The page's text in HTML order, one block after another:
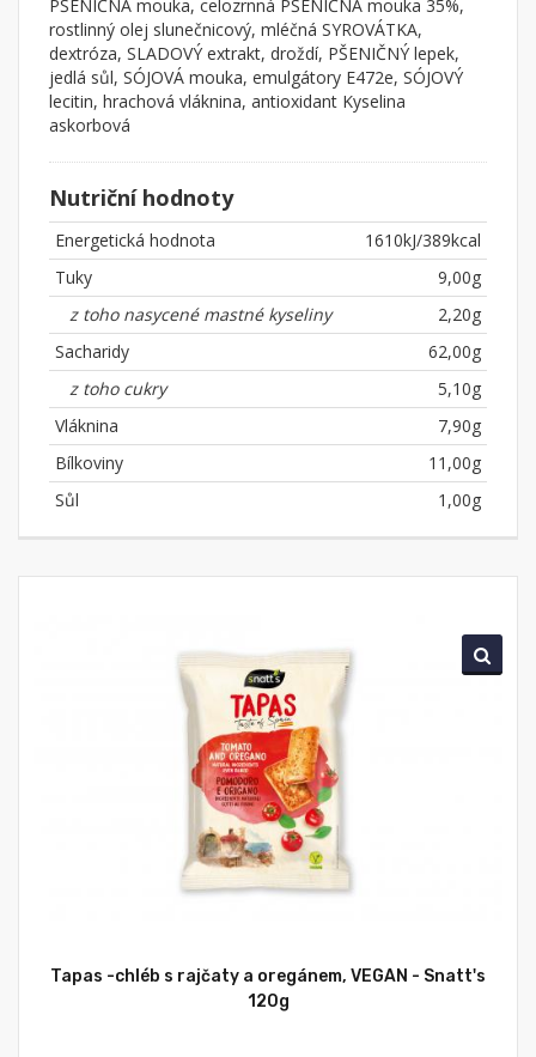
PŠENIČNÁ mouka, celozrnná PŠENIČNÁ mouka 35%,
rostlinný olej slunečnicový, mléčná SYROVÁTKA,
dextróza, SLADOVÝ extrakt, droždí, PŠENIČNÝ lepek,
jedlá sůl, SÓJOVÁ mouka, emulgátory E472e, SÓJOVÝ
lecitin, hrachová vláknina, antioxidant Kyselina
askorbová
Nutriční hodnoty
Energetická hodnota
1610kJ/389kcal
Tuky
9,00g
z toho nasycené mastné kyseliny
2,20g
Sacharidy
62,00g
z toho cukry
5,10g
Vláknina
7,90g
Bílkoviny
11,00g
Sůl
1,00g
Tapas -chléb s rajčaty a oregánem, VEGAN - Snatt's
120g